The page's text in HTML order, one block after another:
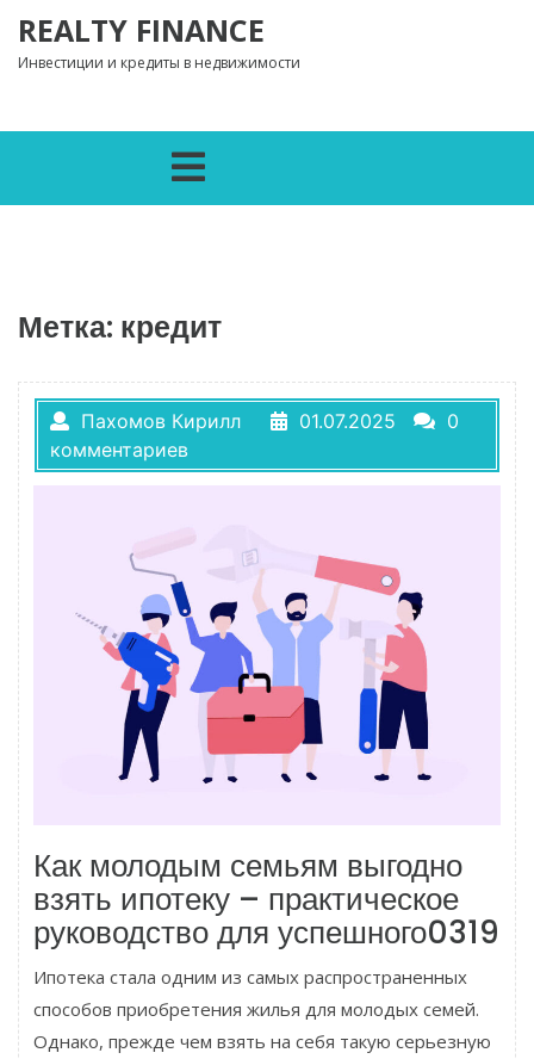
REALTY FINANCE
Инвестиции и кредиты в недвижимости
Метка: кредит
Пахомов Кирилл 01.07.2025
0
комментариев
Как молодым семьям выгодно
взять ипотеку – практическое
руководство для успешного0319
Ипотека стала одним из самых распространенных
способов приобретения жилья для молодых семей.
Однако, прежде чем взять на себя такую серьезную